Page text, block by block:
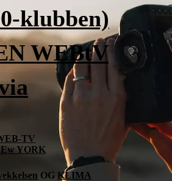
klubben)
WEBtV
TV
YORK
OG KLIMA